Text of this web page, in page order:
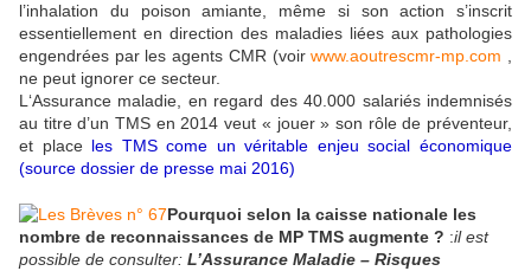
l’inhalation du poison amiante, même si son action s’inscrit
essentiellement en direction des maladies liées aux pathologies
engendrées par les agents CMR (voirwww.aoutrescmr-mp.com
ne peut ignorer ce secteur.
L‘Assurance maladie, en regard des 40.000 salariés indemnisés
au titre d’un TMS en 2014 veut « jouer » son rôle de préventeur,
et place les TMS come un véritable enjeu social économique
(source dossier de presse mai 2016)
Pourquoi selon la caisse nationale les
nombre de reconnaissances de MP TMS augmente ? :il est
possible de consulter: L’Assurance Maladie – Risques